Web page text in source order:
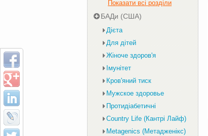
Показати всі розділи
БАДи (США)
Дієта
Для дітей
Жіноче здоров'я
Імунітет
Кров'яний тиск
Мужское здоровье
Протидіабетичні
Country Life (Кантрі Лайф)
Metagenics (Метадженікс)